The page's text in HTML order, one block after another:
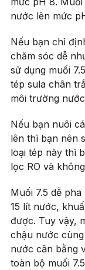
nước lên mức
Nếu bạn chỉ
chăm sóc dễ
sử dụng muối
tép sula chân
môi trường
Nếu bạn nuôi
lên thì bạn nên
loại tép này thì
lọc RO và
Muối 7.5 dễ
15 lít nước,
được. Tuy vậy,
chậu nước
nước cân bằng
toàn bộ muối